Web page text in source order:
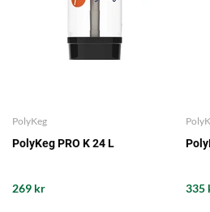
PolyKeg
PolyKeg PRO K 24 L
269 kr 335